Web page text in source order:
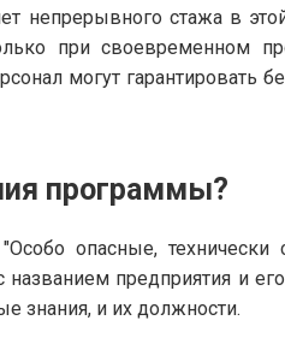
непрерывного стажа в
при своевременном
могут гарантировать
программы?
опасные,
названием предприятия и
знания, и их должности.